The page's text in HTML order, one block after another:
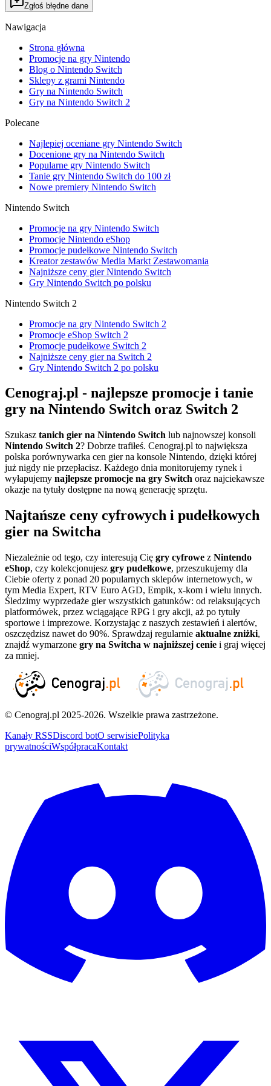
Zgłoś błędne dane
Nawigacja
Strona główna
Promocje na gry Nintendo
Blog o Nintendo Switch
Sklepy z grami Nintendo
Gry na Nintendo Switch
Gry na Nintendo Switch 2
Polecane
Najlepiej oceniane gry Nintendo Switch
Docenione gry na Nintendo Switch
Popularne gry Nintendo Switch
Tanie gry Nintendo Switch do 100 zł
Nowe premiery Nintendo Switch
Nintendo Switch
Promocje na gry Nintendo Switch
Promocje Nintendo eShop
Promocje pudełkowe Nintendo Switch
Kreator zestawów Media Markt Zestawomania
Najniższe ceny gier Nintendo Switch
Gry Nintendo Switch po polsku
Nintendo Switch 2
Promocje na gry Nintendo Switch 2
Promocje eShop Switch 2
Promocje pudełkowe Switch 2
Najniższe ceny gier na Switch 2
Gry Nintendo Switch 2 po polsku
Cenograj.pl - najlepsze promocje i tanie
gry na Nintendo Switch oraz Switch 2
Szukasz tanich gier na Nintendo Switch lub najnowszej konsoli
Nintendo Switch 2? Dobrze trafiłeś. Cenograj.pl to największa
polska porównywarka cen gier na konsole Nintendo, dzięki której
już nigdy nie przepłacisz. Każdego dnia monitorujemy rynek i
wyłapujemy najlepsze promocje na gry Switch oraz najciekawsze
okazje na tytuły dostępne na nową generację sprzętu.
Najtańsze ceny cyfrowych i pudełkowych
gier na Switcha
Niezależnie od tego, czy interesują Cię gry cyfrowe z Nintendo
eShop, czy kolekcjonujesz gry pudełkowe, przeszukujemy dla
Ciebie oferty z ponad 20 popularnych sklepów internetowych, w
tym Media Expert, RTV Euro AGD, Empik, x-kom i wielu innych.
Śledzimy wyprzedaże gier wszystkich gatunków: od relaksujących
platformówek, przez wciągające RPG i gry akcji, aż po tytuły
sportowe i imprezowe. Korzystając z naszych zestawień i alertów,
oszczędzisz nawet do 90%. Sprawdzaj regularnie aktualne zniżki,
znajdź wymarzone gry na Switcha w najniższej cenie i graj więcej
za mniej.
© Cenograj.pl 2025-2026. Wszelkie prawa zastrzeżone.
Kanały RSSDiscord botO serwisiePolityka
prywatnościWspółpracaKontakt